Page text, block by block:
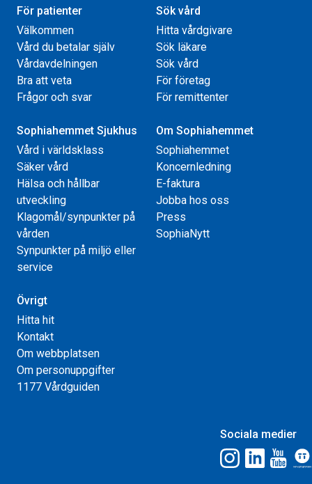
För patienter
Välkommen
Vård du betalar själv
Vårdavdelningen
Bra att veta
Frågor och svar
Sök vård
Hitta vårdgivare
Sök läkare
Sök vård
För företag
För remittenter
Sophiahemmet Sjukhus
Vård i världsklass
Säker vård
Hälsa och hållbar
utveckling
Klagomål/synpunkter på
vården
Synpunkter på miljö eller
service
Om Sophiahemmet
Sophiahemmet
Koncernledning
E-faktura
Jobba hos oss
Press
SophiaNytt
Övrigt
Hitta hit
Kontakt
Om webbplatsen
Om personuppgifter
1177 Vårdguiden
Sociala medier